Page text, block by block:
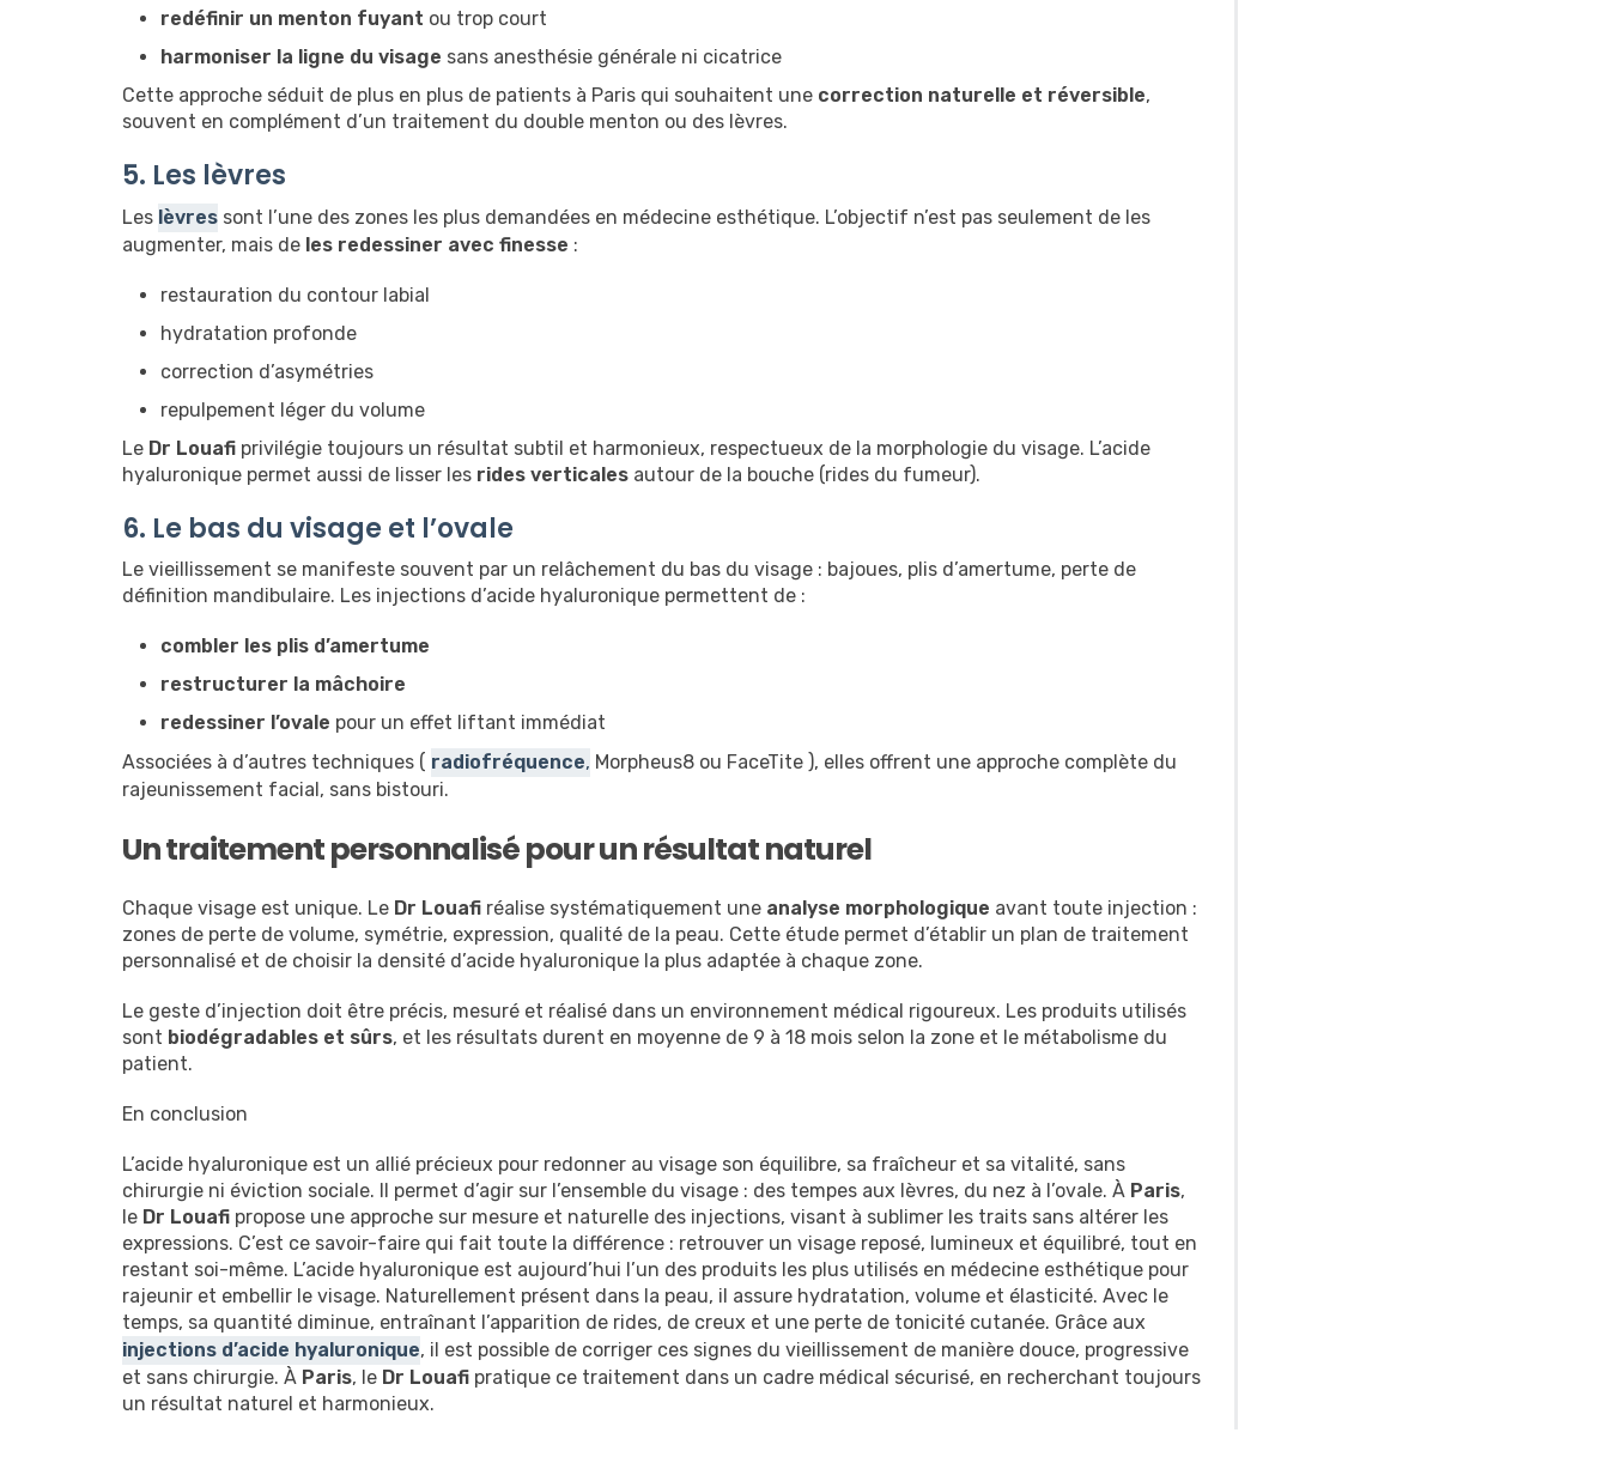
redéfinir un menton fuyant ou trop court
harmoniser la ligne du visage sans anesthésie générale ni cicatrice
Cette approche séduit de plus en plus de patients à Paris qui souhaitent une correction naturelle et réversible,
souvent en complément d’un traitement du double menton ou des lèvres.
5. Les lèvres
Les lèvres sont l’une des zones les plus demandées en médecine esthétique. L’objectif n’est pas seulement de les
augmenter, mais de les redessiner avec finesse :
restauration du contour labial
hydratation profonde
correction d’asymétries
repulpement léger du volume
Le Dr Louafi privilégie toujours un résultat subtil et harmonieux, respectueux de la morphologie du visage. L’acide
hyaluronique permet aussi de lisser les rides verticales autour de la bouche (rides du fumeur).
6. Le bas du visage et l’ovale
Le vieillissement se manifeste souvent par un relâchement du bas du visage : bajoues, plis d’amertume, perte de
définition mandibulaire. Les injections d’acide hyaluronique permettent de :
combler les plis d’amertume
restructurer la mâchoire
redessiner l’ovale pour un effet liftant immédiat
Associées à d’autres techniques ( radiofréquence, Morpheus8 ou FaceTite ), elles offrent une approche complète du
rajeunissement facial, sans bistouri.
Un traitement personnalisé pour un résultat naturel
Chaque visage est unique. Le Dr Louafi réalise systématiquement une analyse morphologique avant toute injection :
zones de perte de volume, symétrie, expression, qualité de la peau. Cette étude permet d’établir un plan de traitement
personnalisé et de choisir la densité d’acide hyaluronique la plus adaptée à chaque zone.
Le geste d’injection doit être précis, mesuré et réalisé dans un environnement médical rigoureux. Les produits utilisés
sont biodégradables et sûrs, et les résultats durent en moyenne de 9 à 18 mois selon la zone et le métabolisme du
patient.
En conclusion
L’acide hyaluronique est un allié précieux pour redonner au visage son équilibre, sa fraîcheur et sa vitalité, sans
chirurgie ni éviction sociale. Il permet d’agir sur l’ensemble du visage : des tempes aux lèvres, du nez à l’ovale. À Paris,
le Dr Louafi propose une approche sur mesure et naturelle des injections, visant à sublimer les traits sans altérer les
expressions. C’est ce savoir-faire qui fait toute la différence : retrouver un visage reposé, lumineux et équilibré, tout en
restant soi-même. L’acide hyaluronique est aujourd’hui l’un des produits les plus utilisés en médecine esthétique pour
rajeunir et embellir le visage. Naturellement présent dans la peau, il assure hydratation, volume et élasticité. Avec le
temps, sa quantité diminue, entraînant l’apparition de rides, de creux et une perte de tonicité cutanée. Grâce aux
injections d’acide hyaluronique, il est possible de corriger ces signes du vieillissement de manière douce, progressive
et sans chirurgie. À Paris, le Dr Louafi pratique ce traitement dans un cadre médical sécurisé, en recherchant toujours
un résultat naturel et harmonieux.